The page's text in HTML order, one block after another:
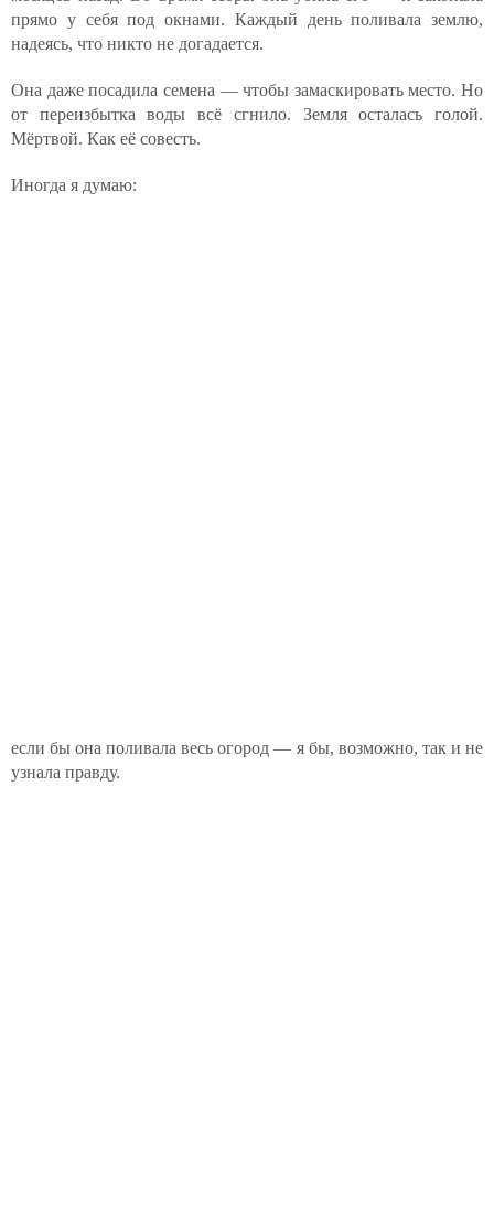
прямо у себя под окнами. Каждый день поливала землю,
надеясь, что никто не догадается.
Она даже посадила семена — чтобы замаскировать место. Но
от переизбытка воды всё сгнило. Земля осталась голой.
Мёртвой. Как её совесть.
Иногда я думаю:
если бы она поливала весь огород — я бы, возможно, так и не
узнала правду.